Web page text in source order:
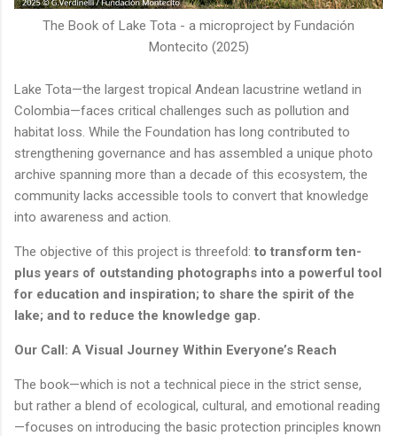
The Book of Lake Tota - a microproject by Fundación
Montecito (2025)
Lake Tota—the largest tropical Andean lacustrine wetland in
Colombia—faces critical challenges such as pollution and
habitat loss. While the Foundation has long contributed to
strengthening governance and has assembled a unique photo
archive spanning more than a decade of this ecosystem, the
community lacks accessible tools to convert that knowledge
into awareness and action.
The objective of this project is threefold: to transform ten-
plus years of outstanding photographs into a powerful tool
for education and inspiration; to share the spirit of the
lake; and to reduce the knowledge gap.
Our Call: A Visual Journey Within Everyone’s Reach
The book—which is not a technical piece in the strict sense,
but rather a blend of ecological, cultural, and emotional reading
—focuses on introducing the basic protection principles known